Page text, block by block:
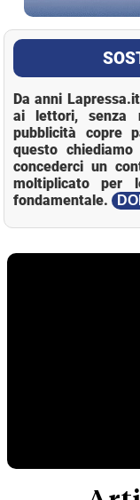
Da anni
ai lettori, senza
pubblicità copre
questo
concederci un
moltiplicato per
fondamentale.